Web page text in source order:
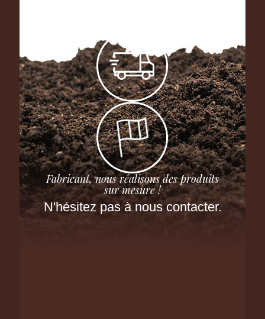
Fabricant, nous réalisons des produits
sur mesure !
N'hésitez pas à nous contacter.